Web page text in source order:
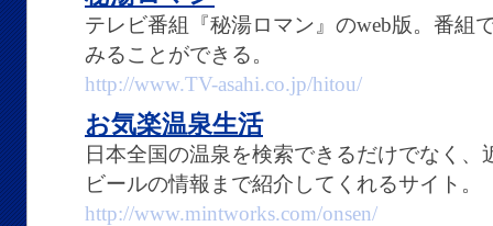
テレビ番組『秘湯ロマン』のweb版。番組
みることができる。
http://www.TV-asahi.co.jp/hitou/
お気楽温泉生活
日本全国の温泉を検索できるだけでなく
ビールの情報まで紹介してくれるサイト。
http://www.mintworks.com/onsen/